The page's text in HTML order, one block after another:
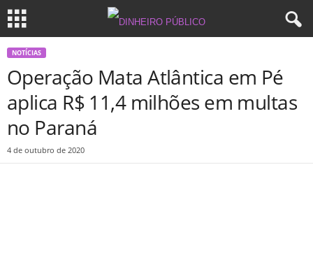
NOTÍCIAS
Operação Mata Atlântica em Pé
aplica R$ 11,4 milhões em multas
no Paraná
4 de outubro de 2020